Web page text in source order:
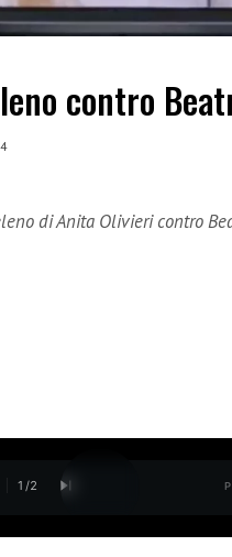
contro
di Anita Olivieri contro
1 /2